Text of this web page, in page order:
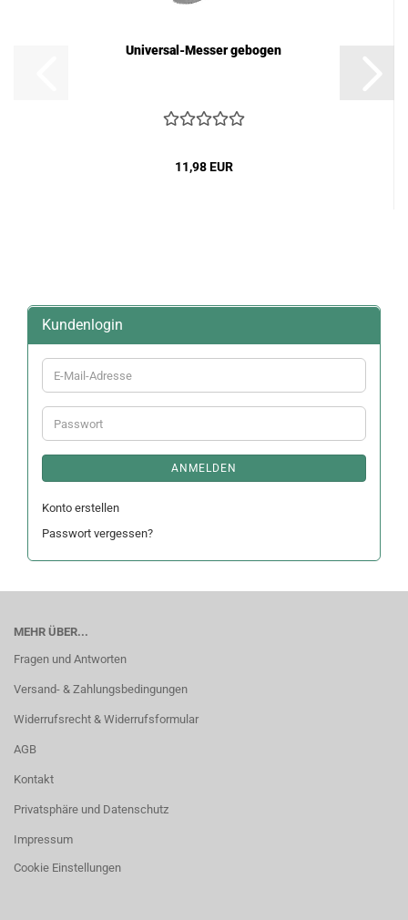
Universal-Messer gebogen
11,98 EUR
Kundenlogin
E-
Mail-
Adresse
Passwort
ANMELDEN
Konto erstellen
Passwort vergessen?
MEHR ÜBER...
Fragen und Antworten
Versand- & Zahlungsbedingungen
Widerrufsrecht & Widerrufsformular
AGB
Kontakt
Privatsphäre und Datenschutz
Impressum
Cookie Einstellungen